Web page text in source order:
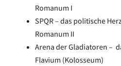
Romanum I
SPQR – das politische
Romanum II
Arena der Gladiatoren –
Flavium (Kolosseum)